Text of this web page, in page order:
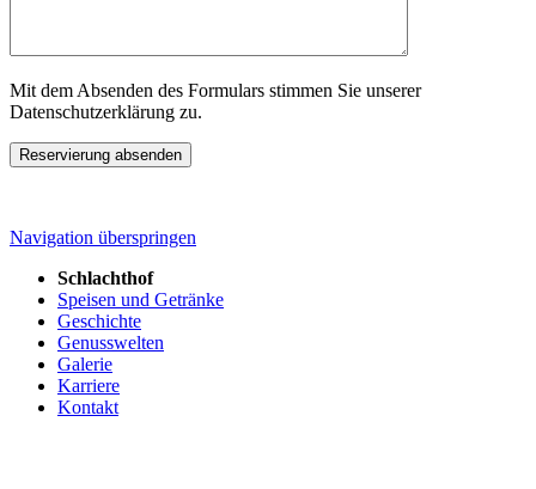
Mit dem Absenden des Formulars stimmen Sie unserer
Datenschutzerklärung zu.
Reservierung absenden
Navigation überspringen
Schlachthof
Speisen und Getränke
Geschichte
Genusswelten
Galerie
Karriere
Kontakt